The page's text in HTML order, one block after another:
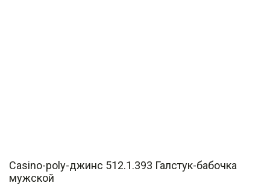
Casino-poly-джинс 512.1.393 Галстук-бабочка
мужской